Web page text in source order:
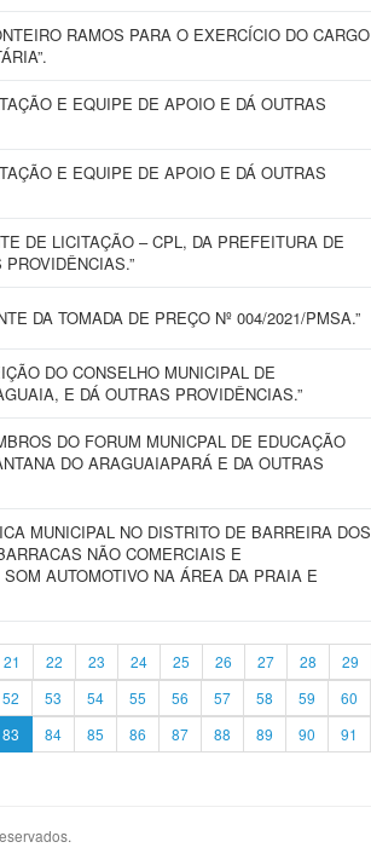
RAMOS PARA O EXERCÍCIO DO CARGO
E EQUIPE DE APOIO E DÁ OUTRAS
E EQUIPE DE APOIO E DÁ OUTRAS
DE LICITAÇÃO – CPL, DA PREFEITURA DE
DA TOMADA DE PREÇO Nº 004/2021/PMSA.”
DO CONSELHO MUNICIPAL DE
E DÁ OUTRAS PROVIDÊNCIAS.”
DO FORUM MUNICPAL DE EDUCAÇÃO
DO ARAGUAIAPARÁ E DA OUTRAS
MUNICIPAL NO DISTRITO DE BARREIRA DOS
NÃO COMERCIAIS E
AUTOMOTIVO NA ÁREA DA PRAIA E
21 22 23 24 25 26 27 28 29
52 53 54 55 56 57 58 59 60
83 84 85 86 87 88 89 90 91